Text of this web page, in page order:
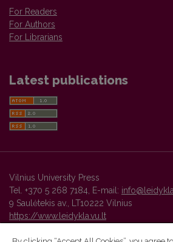
For Readers
For Authors
For Librarians
Latest publications
Vilnius University Press
Tel. +370 5 268 7184, E-mail:
9 Saulėtekis av., LT10222 Vilnius
https://www.leidykla.vu.lt